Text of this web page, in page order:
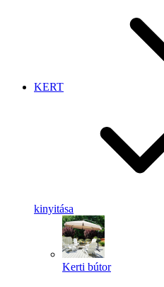
KERT
kinyitása
Kerti bútor